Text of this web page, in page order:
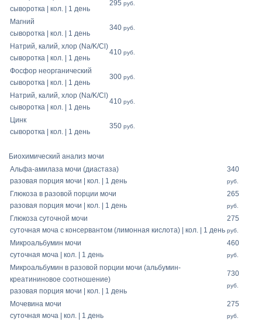
сыворотка | кол. | 1 день
295 руб.
Магний
сыворотка | кол. | 1 день
340 руб.
Натрий, калий, хлор (Na/K/Cl)
сыворотка | кол. | 1 день
410 руб.
Фосфор неорганический
сыворотка | кол. | 1 день
300 руб.
Натрий, калий, хлор (Na/K/Cl)
сыворотка | кол. | 1 день
410 руб.
Цинк
сыворотка | кол. | 1 день
350 руб.
Биохимический анализ мочи
Альфа-амилаза мочи (диастаза)
разовая порция мочи | кол. | 1 день
340
руб.
Глюкоза в разовой порции мочи
разовая порция мочи | кол. | 1 день
265
руб.
Глюкоза суточной мочи
суточная моча с консервантом (лимонная кислота) | кол. | 1 день
275
руб.
Микроальбумин мочи
суточная моча | кол. | 1 день
460
руб.
Микроальбумин в разовой порции мочи (альбумин-
креатининовое соотношение)
разовая порция мочи | кол. | 1 день
730
руб.
Мочевина мочи
суточная моча | кол. | 1 день
275
руб.